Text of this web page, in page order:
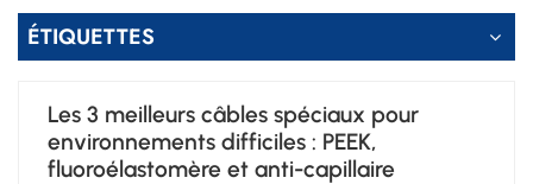
Polski
ÉTIQUETTES
Les 3 meilleurs câbles spéciaux pour
environnements difficiles : PEEK,
fluoroélastomère et anti-capillaire